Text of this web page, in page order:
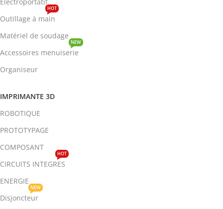
Outillage à main
HOT
Matériel de soudage
Accessoires menuiserie
NEW
Organiseur
IMPRIMANTE 3D
ROBOTIQUE
PROTOTYPAGE
COMPOSANT
CIRCUITS INTEGRES
HOT
ENERGIE
Disjoncteur
NEW